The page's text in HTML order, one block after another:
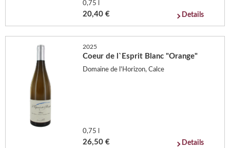
0,75 l
20,40 € Details
2025
Coeur de l`Esprit Blanc "Orange"
Domaine de l'Horizon, Calce
0,75 l
26,50 € Details